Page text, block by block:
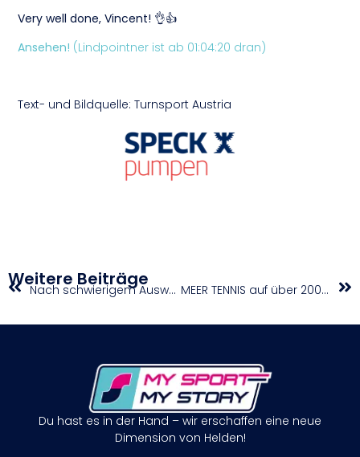
Very well done, Vincent! 👌👍
Ansehen! (Lindpointner ist ab 01:04:20 dran)
Text- und Bildquelle: Turnsport Austria
Weitere Beiträge Nach schwierigem Auswärtsdoppel soll Aufstieg fix sein MEER TENNIS auf über 200 Sandplätzen entlang der Adria
Du hast es in der Hand – wir erschaffen eine neue
Dimension von Helden!